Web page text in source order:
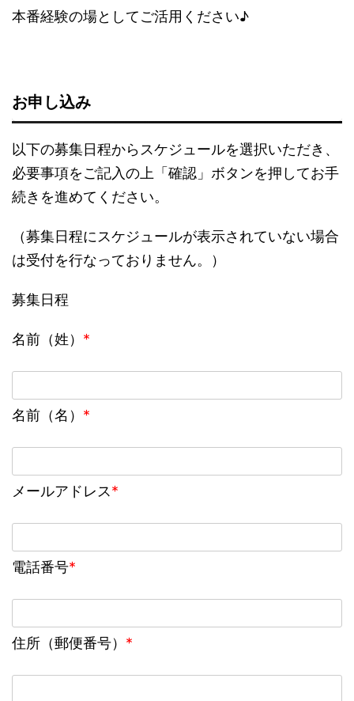
本番経験の場としてご活用ください♪
お申し込み
以下の募集日程からスケジュールを選択いただき、
必要事項をご記入の上「確認」ボタンを押してお手
続きを進めてください。
（募集日程にスケジュールが表示されていない場合
は受付を行なっておりません。）
募集日程
名前（姓） *
名前（名） *
メールアドレス*
電話番号*
住所（郵便番号） *